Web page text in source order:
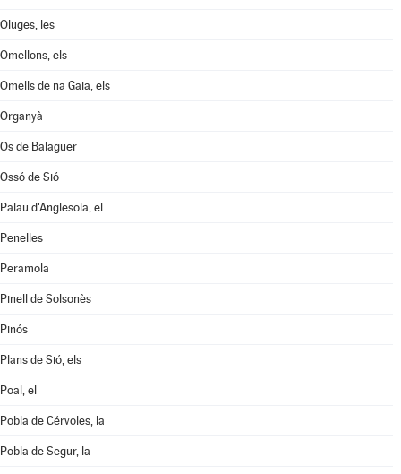
Oluges, les
Omellons, els
Omells de na Gaia, els
Organyà
Os de Balaguer
Ossó de Sió
Palau d'Anglesola, el
Penelles
Peramola
Pinell de Solsonès
Pinós
Plans de Sió, els
Poal, el
Pobla de Cérvoles, la
Pobla de Segur, la